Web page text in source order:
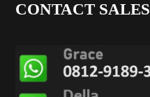
CONTACT SALES